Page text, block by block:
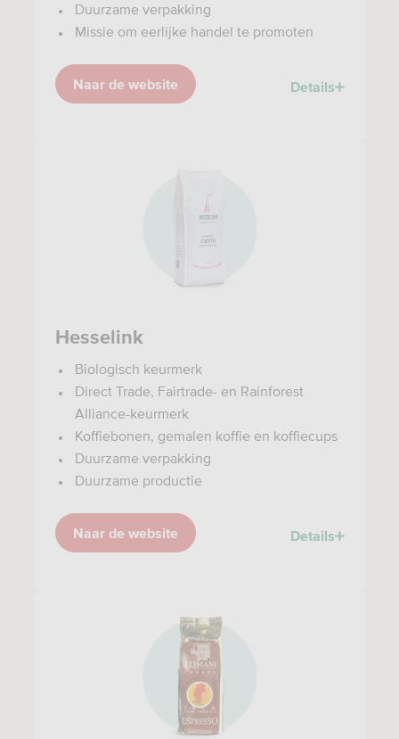
Duurzame verpakking
Missie om eerlijke handel te promoten
Naar de website Details
Hesselink
Biologisch keurmerk
Direct Trade, Fairtrade- en Rainforest
Alliance-keurmerk
Koffiebonen, gemalen koffie en koffiecups
Duurzame verpakking
Duurzame productie
Naar de website Details